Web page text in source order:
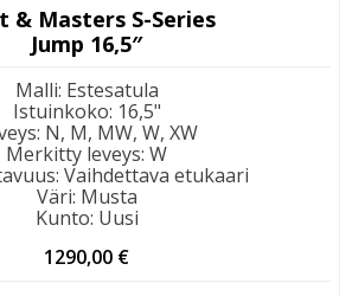
& Masters S-Series
Jump 16,5″
Malli: Estesatula
Istuinkoko: 16,5"
: N, M, MW, W, XW
Merkitty leveys: W
: Vaihdettava etukaari
Väri: Musta
Kunto: Uusi
1290,00 €